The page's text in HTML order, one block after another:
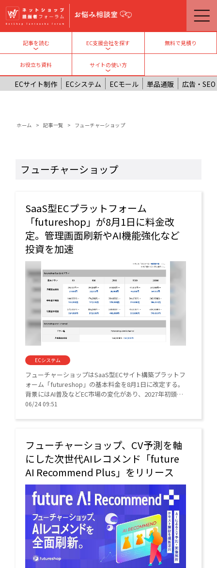
メインコンテンツに移動
記事を読む
Toggle submenu
EC支援会社を探す
Toggle submenu
無料で見積り
お役立ち資料
サイトの使い方
Toggle submenu
ECサイト制作 ECシステム ECモール 単品通販 広告・SEO
パンくず
ホーム 記事一覧 フューチャーショップ
フューチャーショップ
SaaS型ECプラットフォーム
「futureshop」が8月1日に料金改
定。管理画面刷新やAI機能強化など
投資を加速
ECシステム
フューチャーショップはSaaS型ECサイト構築プラットフ
ォーム「futureshop」の基本料金を8月1日に改定する。
背景にはAI普及などEC市場の変化があり、2027年初頭の
管理画面刷新や新機能開発への投資を強化する。
06/24 09:51
フューチャーショップ、CV予測を軸
にした次世代AIレコメンド「future
AI Recommend Plus」をリリース